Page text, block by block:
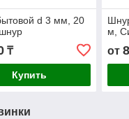
d 3 мм, 20
₸
Купить
м,
от